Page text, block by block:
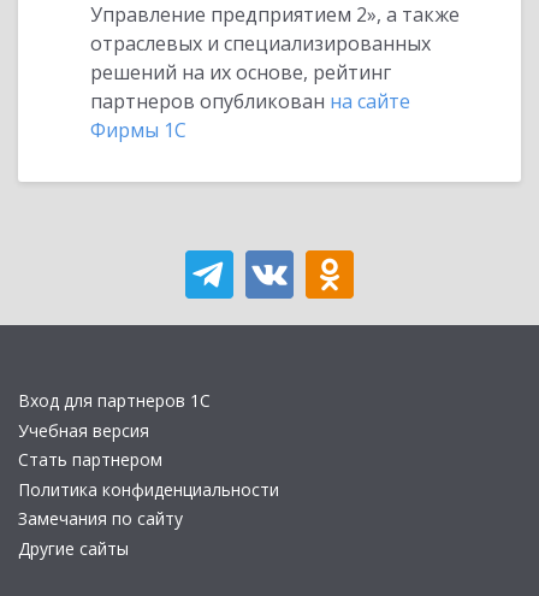
Управление предприятием 2», а также
отраслевых и специализированных
решений на их основе, рейтинг
партнеров опубликован на сайте
Фирмы 1С
Вход для партнеров 1С
Учебная версия
Стать партнером
Политика конфиденциальности
Замечания по сайту
Другие сайты